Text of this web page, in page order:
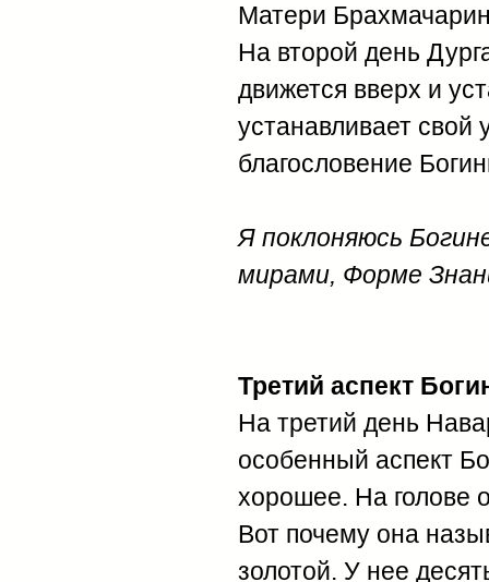
Матери
На второй день
движется вверх и
устанавливает свой
благословение
Я поклоняюсь
мирами, Форме
Третий аспект
На третий день
особенный аспект
хорошее. На голове
Вот почему она
золотой. У нее